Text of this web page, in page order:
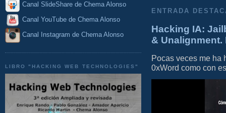
Canal SlideShare de Chema Alonso
Canal YouTube de Chema Alonso
Canal Instagram de Chema Alonso
LIBRO "HACKING WEB TECHNOLOGIES"
ENTRADA
Hacking IA:
&
Pocas veces me ha
0xWord como con